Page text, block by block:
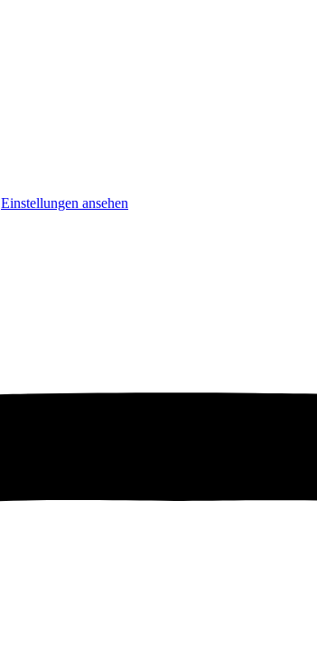
Einstellungen ansehen